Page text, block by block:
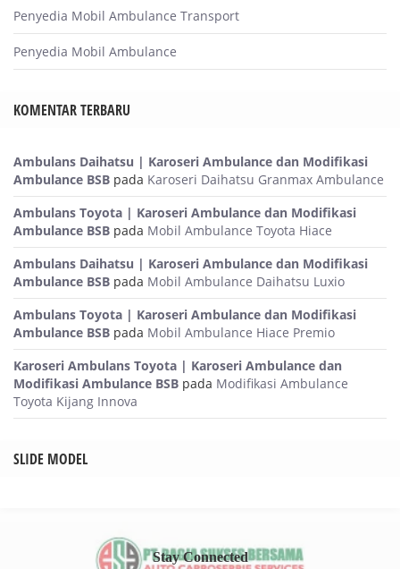
Penyedia Mobil Ambulance Transport
Penyedia Mobil Ambulance
KOMENTAR TERBARU
Ambulans Daihatsu | Karoseri Ambulance dan Modifikasi
Ambulance BSB pada Karoseri Daihatsu Granmax Ambulance
Ambulans Toyota | Karoseri Ambulance dan Modifikasi
Ambulance BSB pada Mobil Ambulance Toyota Hiace
Ambulans Daihatsu | Karoseri Ambulance dan Modifikasi
Ambulance BSB pada Mobil Ambulance Daihatsu Luxio
Ambulans Toyota | Karoseri Ambulance dan Modifikasi
Ambulance BSB pada Mobil Ambulance Hiace Premio
Karoseri Ambulans Toyota | Karoseri Ambulance dan
Modifikasi Ambulance BSB pada Modifikasi Ambulance
Toyota Kijang Innova
SLIDE MODEL
Stay Connected